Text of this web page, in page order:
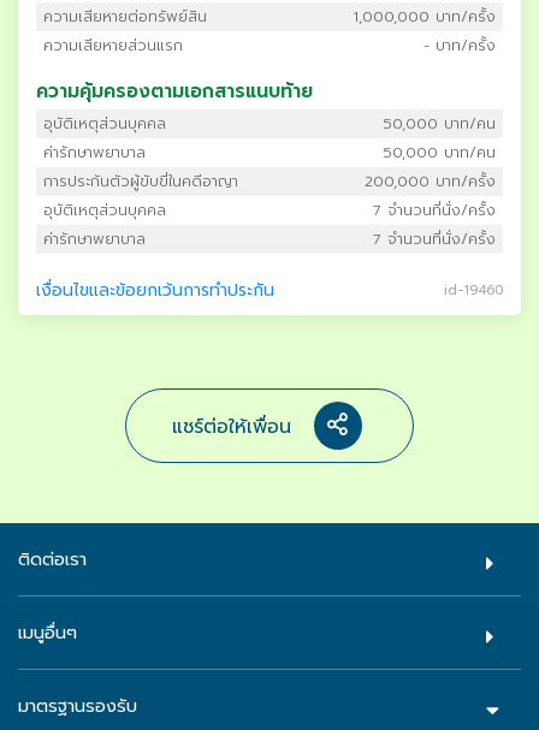
ความเสียหายต่อทรัพย์สิน
1,000,000 บาท/ครั้ง
ความเสียหายส่วนแรก
- บาท/ครั้ง
ความคุ้มครองตามเอกสารแนบท้าย
อุบัติเหตุส่วนบุคคล
50,000 บาท/คน
ค่ารักษาพยาบาล
50,000 บาท/คน
การประกันตัวผู้ขับขี่ในคดีอาญา
200,000 บาท/ครั้ง
อุบัติเหตุส่วนบุคคล
7 จำนวนที่นั่ง/ครั้ง
ค่ารักษาพยาบาล
7 จำนวนที่นั่ง/ครั้ง
เงื่อนไขและข้อยกเว้นการทำประกัน id-19460
แชร์ต่อให้เพื่อน
ติดต่อเรา
เมนูอื่นๆ
มาตรฐานรองรับ